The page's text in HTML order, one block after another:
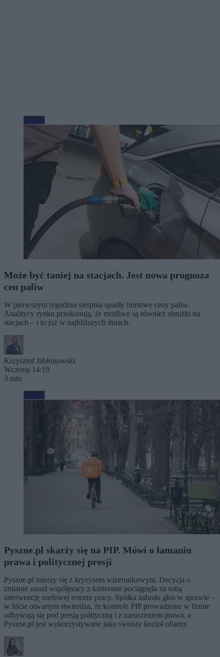
Biznes
Może być taniej na stacjach. Jest nowa prognoza
cen paliw
W pierwszym tygodniu sierpnia spadły hurtowe ceny paliw.
Analitycy rynku przekonują, że możliwe są również obniżki na
stacjach – i to już w najbliższych dniach.
Krzysztof Jabłonowski
Wczoraj 14:19
3 min
Biznes
Pyszne.pl skarży się na PIP. Mówi o łamaniu
prawa i politycznej presji
Pyszne.pl mierzy się z kryzysem wizerunkowym. Decyzja o
zmianie zasad współpracy z kurierami pociągnęła za sobą
interwencję szefowej resortu pracy. Spółka zabrała głos w sprawie –
w liście otwartym stwierdza, że kontrole PIP prowadzone w firmie
odbywają się pod presją polityczną i z naruszeniem prawa, a
Pyszne.pl jest wykorzystywane jako swoisty kozioł ofiarny.